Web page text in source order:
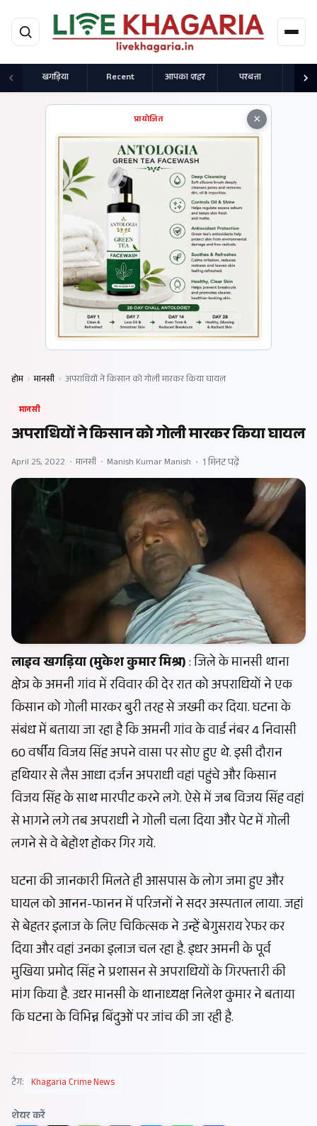
मुख्य सामग्री पर जाएं
खगड़िया Recent आपका शहर परबत्ता
×
प्रायोजित
होम › मानसी › अपराधियों ने किसान को गोली मारकर किया घायल
मानसी
अपराधियों ने किसान को गोली मारकर किया घायल
April 25, 2022 • मानसी • Manish Kumar Manish • 1 मिनट पढ़ें
लाइव खगड़िया (मुकेश कुमार मिश्र): जिले के मानसी थाना
क्षेत्र के अमनी गांव में रविवार की देर रात को अपराधियों ने एक
किसान को गोली मारकर बुरी तरह से जख्मी कर दिया. घटना के
संबंध में बताया जा रहा है कि अमनी गांव के वार्ड नंबर 4 निवासी
60 वर्षीय विजय सिंह अपने वासा पर सोए हुए थे. इसी दौरान
हथियार से लैस आधा दर्जन अपराधी वहां पहुंचे और किसान
विजय सिंह के साथ मारपीट करने लगे. ऐसे में जब विजय सिंह वहां
से भागने लगे तब अपराधी ने गोली चला दिया और पेट में गोली
लगने से वे बेहोश होकर गिर गये.
घटना की जानकारी मिलते ही आसपास के लोग जमा हुए और
घायल को आनन-फानन में परिजनों ने सदर अस्पताल लाया. जहां
से बेहतर इलाज के लिए चिकित्सक ने उन्हें बेगुसराय रेफर कर
दिया और वहां उनका इलाज चल रहा है. इधर अमनी के पूर्व
मुखिया प्रमोद सिंह ने प्रशासन से अपराधियों के गिरफ्तारी की
मांग किया है. उधर मानसी के थानाध्यक्ष निलेश कुमार ने बताया
कि घटना के विभिन्न बिंदुओं पर जांच की जा रही है.
टैग: Khagaria Crime News
शेयर करें